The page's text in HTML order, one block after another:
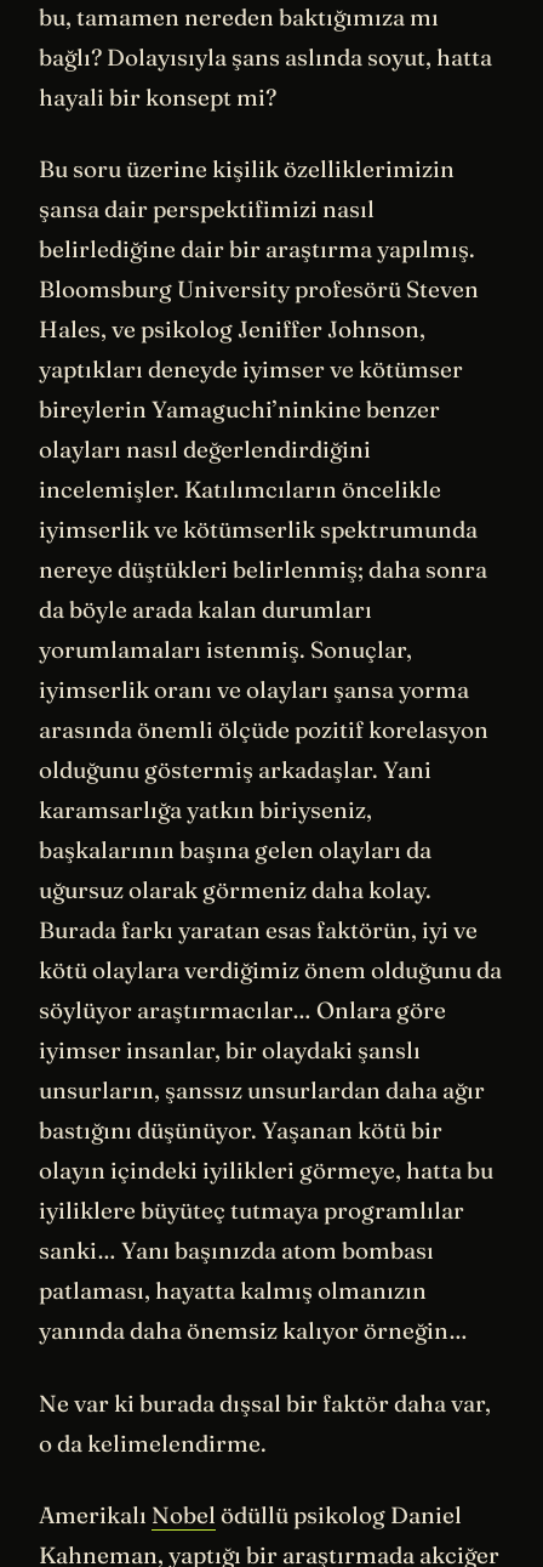
bu, tamamen nereden baktığımıza mı
bağlı? Dolayısıyla şans aslında soyut, hatta
hayali bir konsept mi?
Bu soru üzerine kişilik özelliklerimizin
şansa dair perspektifimizi nasıl
belirlediğine dair bir araştırma yapılmış.
Bloomsburg University profesörü Steven
Hales, ve psikolog Jeniffer Johnson,
yaptıkları deneyde iyimser ve kötümser
bireylerin Yamaguchi’ninkine benzer
olayları nasıl değerlendirdiğini
incelemişler. Katılımcıların öncelikle
iyimserlik ve kötümserlik spektrumunda
nereye düştükleri belirlenmiş; daha sonra
da böyle arada kalan durumları
yorumlamaları istenmiş. Sonuçlar,
iyimserlik oranı ve olayları şansa yorma
arasında önemli ölçüde pozitif korelasyon
olduğunu göstermiş arkadaşlar. Yani
karamsarlığa yatkın biriyseniz,
başkalarının başına gelen olayları da
uğursuz olarak görmeniz daha kolay.
Burada farkı yaratan esas faktörün, iyi ve
kötü olaylara verdiğimiz önem olduğunu da
söylüyor araştırmacılar… Onlara göre
iyimser insanlar, bir olaydaki şanslı
unsurların, şanssız unsurlardan daha ağır
bastığını düşünüyor. Yaşanan kötü bir
olayın içindeki iyilikleri görmeye, hatta bu
iyiliklere büyüteç tutmaya programlılar
sanki… Yanı başınızda atom bombası
patlaması, hayatta kalmış olmanızın
yanında daha önemsiz kalıyor örneğin…
Ne var ki burada dışsal bir faktör daha var,
o da kelimelendirme.
Amerikalı Nobel ödüllü psikolog Daniel
Kahneman, yaptığı bir araştırmada akciğer